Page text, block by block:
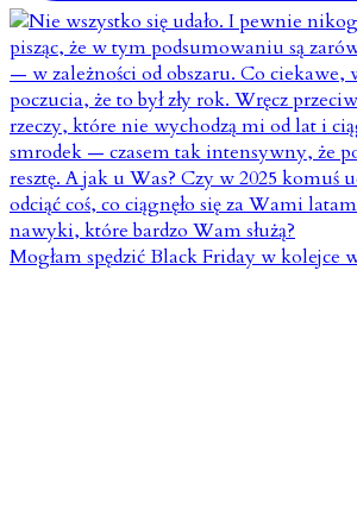
Mogłam spędzić Black Friday w kolejce